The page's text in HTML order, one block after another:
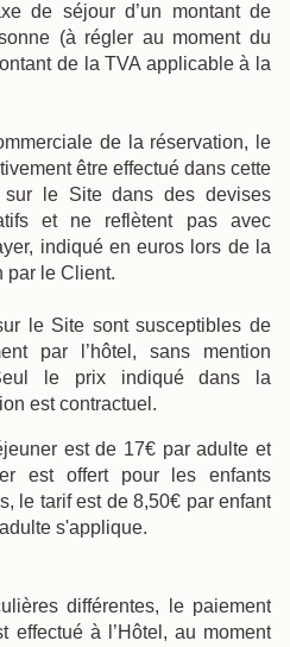
de séjour d’un montant de
(à régler au moment du
de la TVA applicable à la
de la réservation, le
être effectué dans cette
le Site dans des devises
et ne reflètent pas avec
indiqué en euros lors de la
par le Client.
le Site sont susceptibles de
par l’hôtel, sans mention
le prix indiqué dans la
est contractuel.
est de 17€ par adulte et
est offert pour les enfants
le tarif est de 8,50€ par enfant
s'applique.
différentes, le paiement
effectué à l’Hôtel, au moment